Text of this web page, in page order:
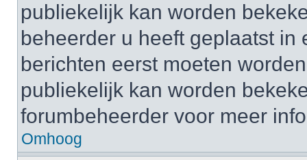
publiekelijk kan worden
beheerder u heeft geplaatst
berichten eerst moeten
publiekelijk kan worden
forumbeheerder voor meer
Omhoog